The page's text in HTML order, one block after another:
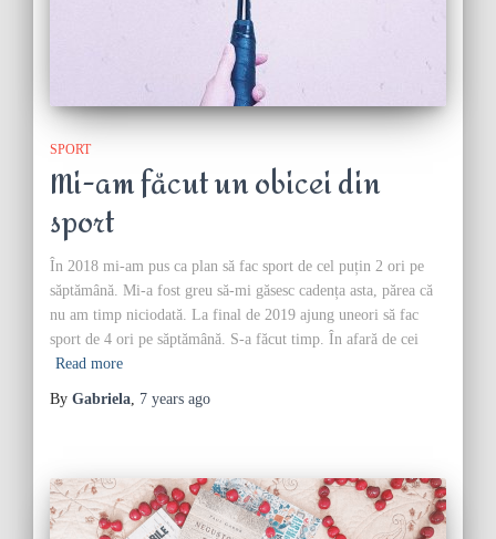
SPORT
Mi-am făcut un obicei din
sport
În 2018 mi-am pus ca plan să fac sport de cel puțin 2 ori pe
săptămână. Mi-a fost greu să-mi găsesc cadența asta, părea că
nu am timp niciodată. La final de 2019 ajung uneori să fac
sport de 4 ori pe săptămână. S-a făcut timp. În afară de cei
Read more
By Gabriela, 7 years ago